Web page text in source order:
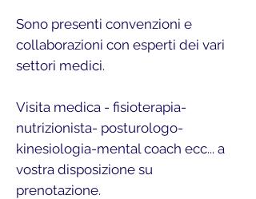
Sono presenti convenzioni e
collaborazioni con esperti dei vari
settori medici.
Visita medica - fisioterapia-
nutrizionista- posturologo-
kinesiologia-mental coach ecc... a
vostra disposizione su
prenotazione.